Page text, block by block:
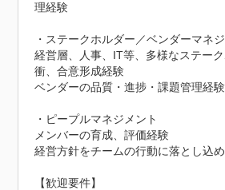
理経験
・ステークホルダー／ベンダーマネ
経営層、人事、IT等、多様なステー
衝、合意形成経験
ベンダーの品質・進捗・課題管理経験
・ピープルマネジメント
メンバーの育成、評価経験
経営方針をチームの行動に落とし込
【歓迎要件】